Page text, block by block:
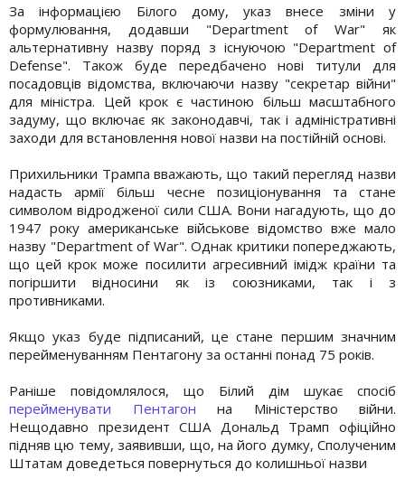
За інформацією Білого дому, указ внесе зміни у
формулювання, додавши "Department of War" як
альтернативну назву поряд з існуючою "Department of
Defense". Також буде передбачено нові титули для
посадовців відомства, включаючи назву "секретар війни"
для міністра. Цей крок є частиною більш масштабного
задуму, що включає як законодавчі, так і адміністративні
заходи для встановлення нової назви на постійній основі.
Прихильники Трампа вважають, що такий перегляд назви
надасть армії більш чесне позиціонування та стане
символом відродженої сили США. Вони нагадують, що до
1947 року американське військове відомство вже мало
назву "Department of War". Однак критики попереджають,
що цей крок може посилити агресивний імідж країни та
погіршити відносини як із союзниками, так і з
противниками.
Якщо указ буде підписаний, це стане першим значним
перейменуванням Пентагону за останні понад 75 років.
Раніше повідомлялося, що Білий дім шукає спосіб
перейменувати Пентагон на Міністерство війни.
Нещодавно президент США Дональд Трамп офіційно
підняв цю тему, заявивши, що, на його думку, Сполученим
Штатам доведеться повернуться до колишньої назви